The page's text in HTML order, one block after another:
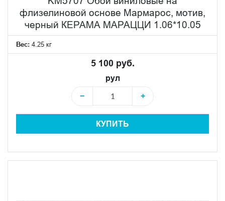
флизелиновой основе Мармарос, мотив,
черный КЕРАМА МАРАЦЦИ 1.06*10.05
Вес: 4.25 кг
5 100 руб.
рул
−
+
КУПИТЬ